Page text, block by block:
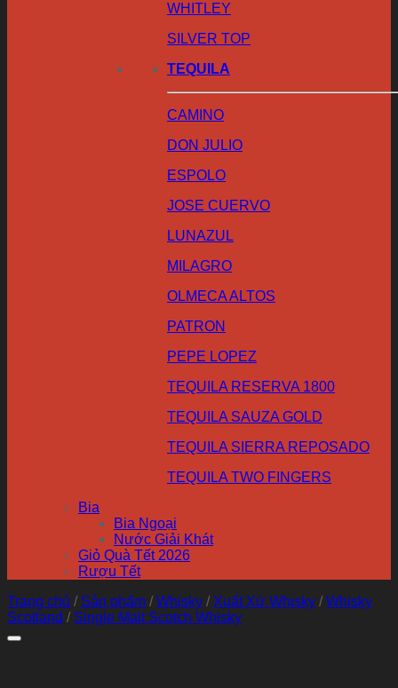
WHITLEY
SILVER TOP
TEQUILA
CAMINO
DON JULIO
ESPOLO
JOSE CUERVO
LUNAZUL
MILAGRO
OLMECA ALTOS
PATRON
PEPE LOPEZ
TEQUILA RESERVA 1800
TEQUILA SAUZA GOLD
TEQUILA SIERRA REPOSADO
TEQUILA TWO FINGERS
Bia
Bia Ngoại
Nước Giải Khát
Giỏ Quà Tết 2026
Rượu Tết
Trang chủ / Sản phẩm / Whisky / Xuất Xứ Whisky / Whisky
Scotland / Single Malt Scotch Whisky